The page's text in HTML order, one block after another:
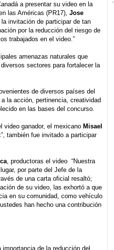
a presentar su video en la
las Américas (PR17), Jose
invitación de participar de tan
por la reducción del riesgo de
trabajados en el video.”
amenazas naturales que
sectores para fortalecer la
de diversos países del
la acción, pertinencia, creatividad
en las bases del concurso.
video ganador, el mexicano Misael
también fue invitado a participar
, productoras el video “Nuestra
por parte del Jefe de la
de una carta oficial resaltó;
de su video, las exhortó a que
en su comunidad, como vehículo
han hecho una contribución
de la reducción del